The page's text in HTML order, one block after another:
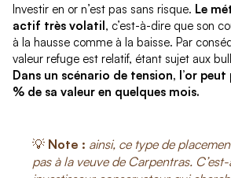
Investir en or n’est pas sans risque. Le
actif très volatil, c’est-à-dire que son
à la hausse comme à la baisse. Par
valeur refuge est relatif, étant sujet aux
Dans un scénario de tension, l’or peut
% de sa valeur en quelques mois.
💡 Note : ainsi, ce type de
pas à la veuve de Carpentras.